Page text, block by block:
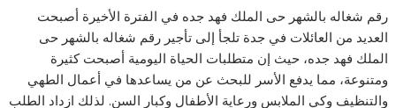
رقم شغاله بالشهر حى الملك فهد جده في الفترة الأخيرة أصبحت
العديد من العائلات في جدة تلجأ إلى تأجير رقم شغاله بالشهر حى
الملك فهد جده، حيث إن متطلبات الحياة اليومية أصبحت كثيرة
ومتنوعة، مما يدفع الأسر للبحث عن من يساعدها في أعمال الطهي
والتنظيف وكي الملابس ورعاية الأطفال وكبار السن. لذلك ازداد الطلب